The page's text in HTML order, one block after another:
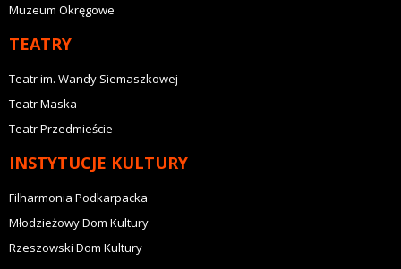
Muzeum Okręgowe
TEATRY
Teatr im. Wandy Siemaszkowej
Teatr Maska
Teatr Przedmieście
INSTYTUCJE KULTURY
Filharmonia Podkarpacka
Młodzieżowy Dom Kultury
Rzeszowski Dom Kultury